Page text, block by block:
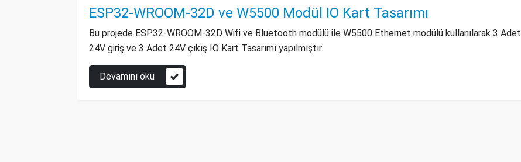
ESP32-WROOM-32D ve W5500 Modül IO Kart Tasarımı
Bu projede ESP32-WROOM-32D Wifi ve Bluetooth modülü ile W5500 Ethernet modülü kullanılarak 3 Adet
24V giriş ve 3 Adet 24V çıkış IO Kart Tasarımı yapılmıştır.
Devamını oku